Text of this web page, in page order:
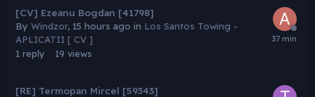
[CV] Ezeanu Bogdan [41798]
By Windzor, 15 hours ago in Los Santos Towing -
APLICATII [ CV ]
1 reply 19 views
[RE] Termopan Mircel [59343]